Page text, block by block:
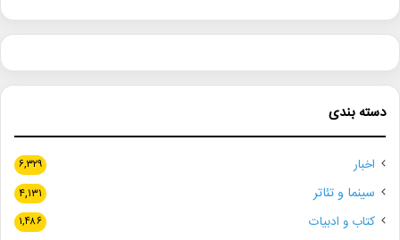
دسته بندی
اخبار ۶,۳۲۹
سینما و تئاتر ۴,۱۳۱
کتاب و ادبیات ۱,۴۸۶